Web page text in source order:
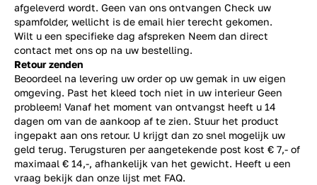
afgeleverd wordt. Geen van ons ontvangen Check uw
spamfolder, wellicht is de email hier terecht gekomen.
Wilt u een specifieke dag afspreken Neem dan direct
contact met ons op na uw bestelling.
Retour zenden
Beoordeel na levering uw order op uw gemak in uw eigen
omgeving. Past het kleed toch niet in uw interieur Geen
probleem! Vanaf het moment van ontvangst heeft u 14
dagen om van de aankoop af te zien. Stuur het product
ingepakt aan ons retour. U krijgt dan zo snel mogelijk uw
geld terug. Terugsturen per aangetekende post kost € 7,- of
maximaal € 14,-, afhankelijk van het gewicht. Heeft u een
vraag bekijk dan onze lijst met FAQ.